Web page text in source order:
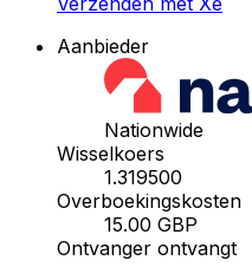
Aanbieder
Nationwide
Wisselkoers
1.319500
Overboekingskosten
15.00 GBP
Ontvanger ontvangt